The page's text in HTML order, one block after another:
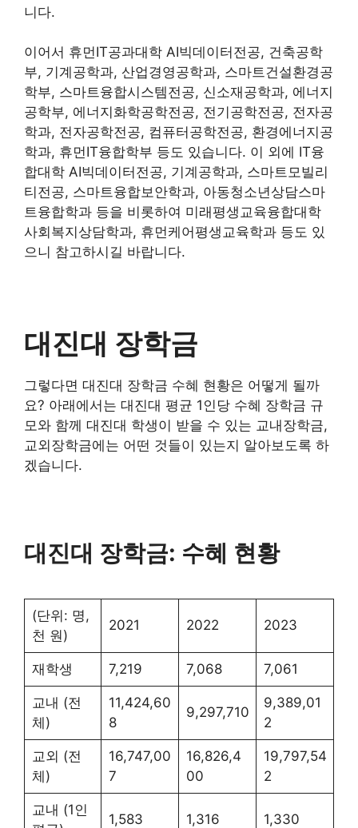
니다.
이어서 휴먼IT공과대학 AI빅데이터전공, 건축공학
부, 기계공학과, 산업경영공학과, 스마트건설환경공
학부, 스마트융합시스템전공, 신소재공학과, 에너지
공학부, 에너지화학공학전공, 전기공학전공, 전자공
학과, 전자공학전공, 컴퓨터공학전공, 환경에너지공
학과, 휴먼IT융합학부 등도 있습니다. 이 외에 IT융
합대학 AI빅데이터전공, 기계공학과, 스마트모빌리
티전공, 스마트융합보안학과, 아동청소년상담스마
트융합학과 등을 비롯하여 미래평생교육융합대학
사회복지상담학과, 휴먼케어평생교육학과 등도 있
으니 참고하시길 바랍니다.
대진대 장학금
그렇다면 대진대 장학금 수혜 현황은 어떻게 될까
요? 아래에서는 대진대 평균 1인당 수혜 장학금 규
모와 함께 대진대 학생이 받을 수 있는 교내장학금,
교외장학금에는 어떤 것들이 있는지 알아보도록 하
겠습니다.
대진대 장학금: 수혜 현황
(단위: 명,
천 원)
2021 2022 2023
재학생 7,219 7,068 7,061
교내 (전
체)
11,424,60
8
9,297,710
9,389,01
2
교외 (전
체)
16,747,00
7
16,826,4
00
19,797,54
2
교내 (1인
1,583 1,316 1,330